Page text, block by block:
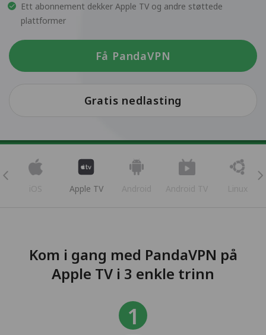
Ett abonnement dekker Apple TV og andre støttede
plattformer
Få PandaVPN
Gratis nedlasting
iOS Apple TV Android Android TV Linux
Kom i gang med PandaVPN på
Apple TV i 3 enkle trinn